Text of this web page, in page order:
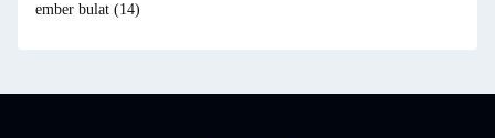
ember bulat (14)